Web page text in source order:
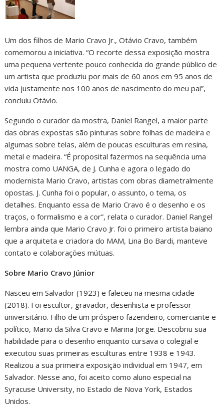
Um dos filhos de Mario Cravo Jr., Otávio Cravo, também
comemorou a iniciativa. “O recorte dessa exposição mostra
uma pequena vertente pouco conhecida do grande público de
um artista que produziu por mais de 60 anos em 95 anos de
vida justamente nos 100 anos de nascimento do meu pai”,
concluiu Otávio.
Segundo o curador da mostra, Daniel Rangel, a maior parte
das obras expostas são pinturas sobre folhas de madeira e
algumas sobre telas, além de poucas esculturas em resina,
metal e madeira. “É proposital fazermos na sequência uma
mostra como UANGA, de J. Cunha e agora o legado do
modernista Mario Cravo, artistas com obras diametralmente
opostas. J. Cunha foi o popular, o assunto, o tema, os
detalhes. Enquanto essa de Mario Cravo é o desenho e os
traços, o formalismo e a cor”, relata o curador. Daniel Rangel
lembra ainda que Mario Cravo Jr. foi o primeiro artista baiano
que a arquiteta e criadora do MAM, Lina Bo Bardi, manteve
contato e colaborações mútuas.
Sobre Mario Cravo Júnior
Nasceu em Salvador (1923) e faleceu na mesma cidade
(2018). Foi escultor, gravador, desenhista e professor
universitário. Filho de um próspero fazendeiro, comerciante e
político, Mario da Silva Cravo e Marina Jorge. Descobriu sua
habilidade para o desenho enquanto cursava o colegial e
executou suas primeiras esculturas entre 1938 e 1943.
Realizou a sua primeira exposição individual em 1947, em
Salvador. Nesse ano, foi aceito como aluno especial na
Syracuse University, no Estado de Nova York, Estados
Unidos.